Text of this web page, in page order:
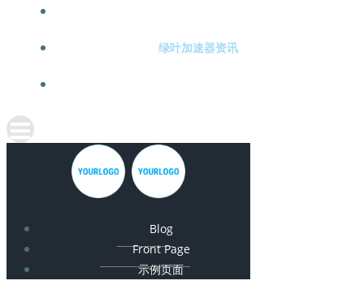
绿叶加速器资讯
Blog
Front Page
示例页面